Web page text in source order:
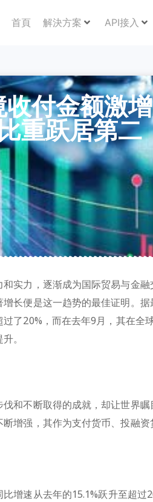
首頁 解決方案 API接入
付金额激
重跃居第二
实力，逐渐成为国际贸易与金
长便是这一趋势的最佳证明。
了20%，而在去年9月，其在全
。
和不断取得的成就，却让世界
增强，其作为支付货币、投融
增速从去年的15.1%跃升至超过